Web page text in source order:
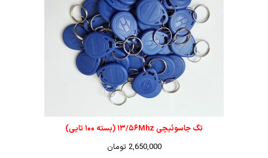
تگ جاسوئیچی ۱۳/۵۶Mhz (بسته ۱۰۰ تایی)
2,650,000 تومان